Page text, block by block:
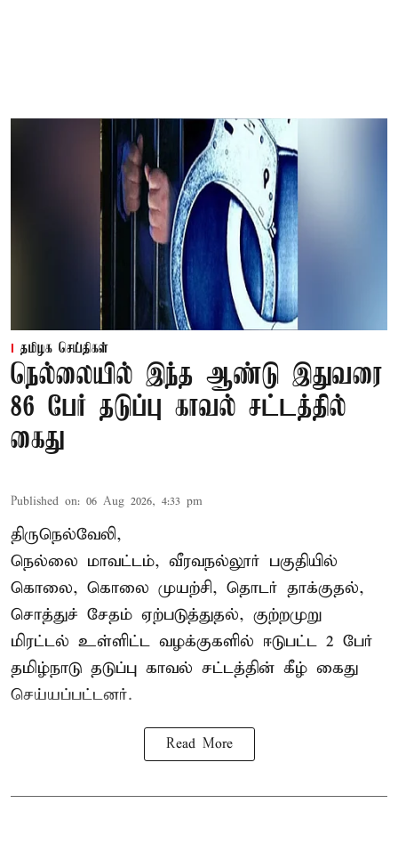
தமிழக செய்திகள்
நெல்லையில் இந்த ஆண்டு இதுவரை
86 பேர் தடுப்பு காவல் சட்டத்தில்
கைது
Published on: 06 Aug 2026, 4:33 pm
திருநெல்வேலி,
நெல்லை மாவட்டம், வீரவநல்லூர் பகுதியில்
கொலை, கொலை முயற்சி, தொடர் தாக்குதல்,
சொத்துச் சேதம் ஏற்படுத்துதல், குற்றமுறு
மிரட்டல் உள்ளிட்ட வழக்குகளில் ஈடுபட்ட 2 பேர்
தமிழ்நாடு தடுப்பு காவல் சட்டத்தின் கீழ் கைது
செய்யப்பட்டனர்.
Read More